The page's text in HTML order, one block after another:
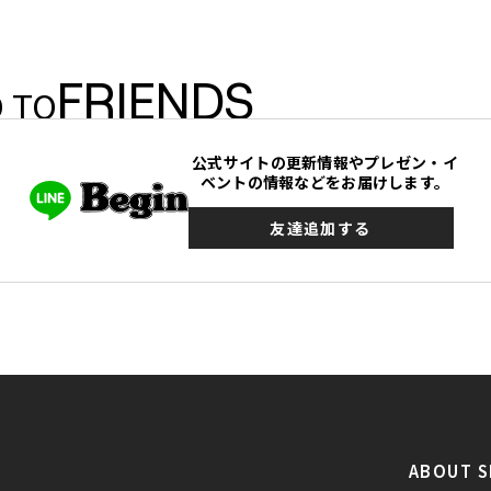
TOFRIENDS
公式サイトの更新情報やプレゼン・イ
ベントの情報などをお届けします。
友達追加する
ABOUT